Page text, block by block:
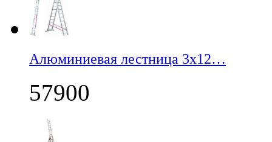
Алюминиевая лестница 3х12…
57900